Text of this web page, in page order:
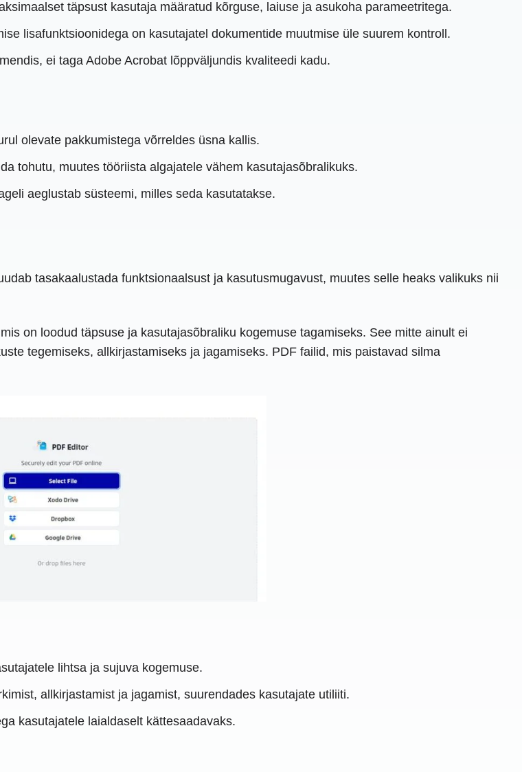
täpsust kasutaja määratud kõrguse, laiuse ja asukoha parameetritega.
lisafunktsioonidega on kasutajatel dokumentide muutmise üle suurem kontroll.
ei taga Adobe Acrobat lõppväljundis kvaliteedi kadu.
olevate pakkumistega võrreldes üsna kallis.
tohutu, muutes tööriista algajatele vähem kasutajasõbralikuks.
aeglustab süsteemi, milles seda kasutatakse.
tasakaalustada funktsionaalsust ja kasutusmugavust, muutes selle heaks valikuks nii
on loodud täpsuse ja kasutajasõbraliku kogemuse tagamiseks. See mitte ainult ei
tegemiseks, allkirjastamiseks ja jagamiseks. PDF failid, mis paistavad silma
lihtsa ja sujuva kogemuse.
allkirjastamist ja jagamist, suurendades kasutajate utiliiti.
kasutajatele laialdaselt kättesaadavaks.